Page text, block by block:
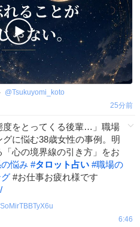
@Tsukuyomi_koto
25分前
度をとってくる後輩…」職場
に悩む38歳女性の事例。明
心の境界線の引き方」をお
悩み #タロット占い #職場の
#お仕事お疲れ様です
6:46